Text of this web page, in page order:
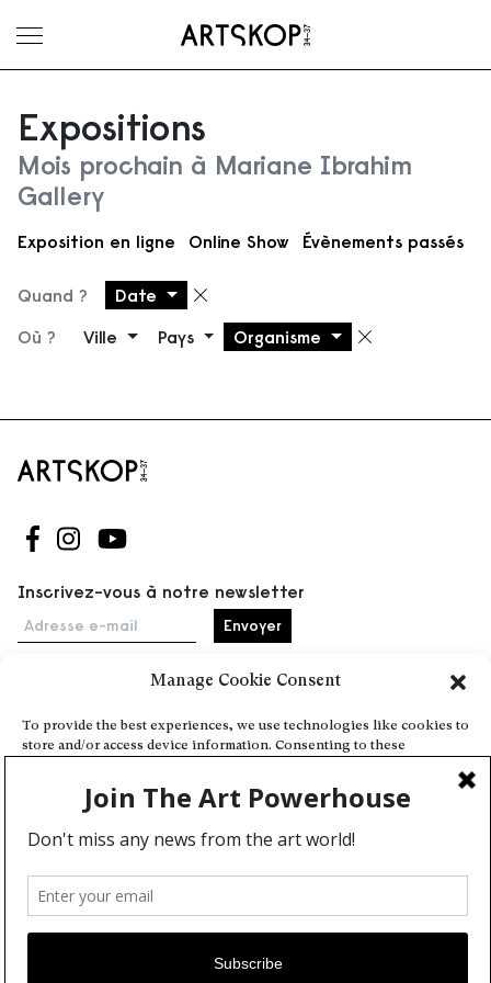
Manage Cookie Consent
To provide the best experiences, we use technologies like cookies to
store and/or access device information. Consenting to these
or unique IDs on this site. Not consenting or withdrawing consent,
may adversely affect certain features and functions.
Deny
View preferences
Ouvrir le menu
Expositions
Mois prochain à Mariane Ibrahim
Gallery
Exposition en ligne Online Show Évènements passés
Quand ? Date Supprimer le filtre
Où ? Ville Pays Organisme
Suivez-nous sur Facebook
Suivez-nous sur Instagram
Suivez-nous sur Youtube
Inscrivez-vous à notre newsletter
Adresse e-mail
Accueil
Événements
À propos
Partenaires
Contact
Conditions générales
Confidentialité et cookies
Communiquer votre événement